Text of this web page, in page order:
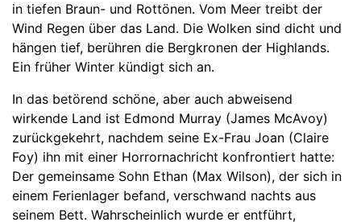
in tiefen Braun- und Rottönen. Vom Meer treibt der
Wind Regen über das Land. Die Wolken sind dicht und
hängen tief, berühren die Bergkronen der Highlands.
Ein früher Winter kündigt sich an.
In das betörend schöne, aber auch abweisend
wirkende Land ist Edmond Murray (James McAvoy)
zurückgekehrt, nachdem seine Ex-Frau Joan (Claire
Foy) ihn mit einer Horrornachricht konfrontiert hatte:
Der gemeinsame Sohn Ethan (Max Wilson), der sich in
einem Ferienlager befand, verschwand nachts aus
seinem Bett. Wahrscheinlich wurde er entführt,